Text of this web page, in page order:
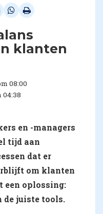
klanten
08:00
04:38
en -managers
tijd aan
dat er
om klanten
een oplossing:
de juiste tools.